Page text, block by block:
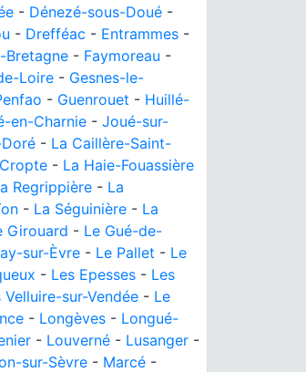
- Dénezé-sous-Doué -
- Drefféac - Entrammes -
Bretagne - Faymoreau -
Loire - Gesnes-le-
- Guenrouet - Huillé-
en-Charnie - Joué-sur-
- La Caillère-Saint-
- La Haie-Fouassière
Regrippière - La
- La Séguinière - La
Girouard - Le Gué-de-
sur-Èvre - Le Pallet - Le
- Les Epesses - Les
Velluire-sur-Vendée - Le
- Longèves - Longué-
- Louverné - Lusanger -
sur-Sèvre - Marcé -